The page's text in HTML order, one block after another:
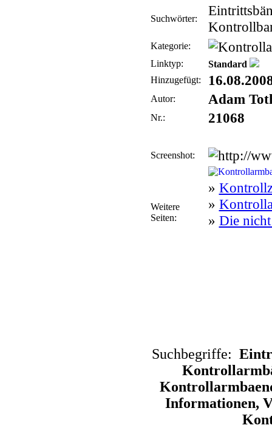
Suchwörter:
Kategorie:
Linktyp:
Standard
Hinzugefügt:
Autor: Adam
Nr.: 21068
Screenshot:
Weitere
Seiten:
»
»
» Die
Suchbegriffe:
Informationen,